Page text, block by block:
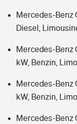
Mercedes-Benz
Diesel,
Mercedes-Benz
kW, Benzin,
Mercedes-Benz
kW, Benzin,
Mercedes-Benz